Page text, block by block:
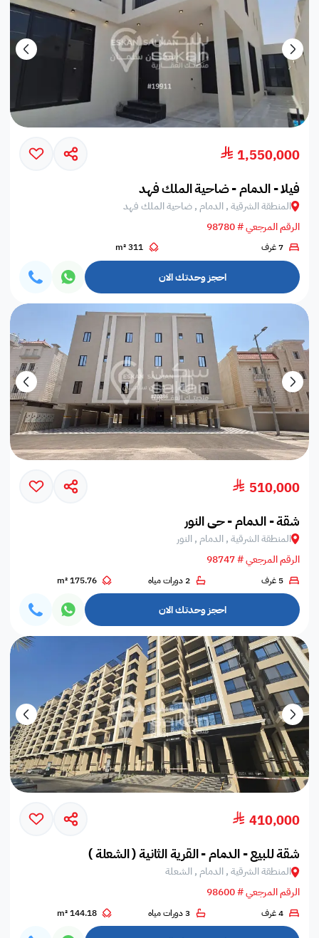
1,550,000
فيلا - الدمام - ضاحية الملك فهد
المنطقة الشرقية , الدمام , ضاحية الملك فهد
الرقم المرجعي # 98780
7 غرف 311 m²
احجز وحدتك الان
510,000
شقة - الدمام - حي النور
المنطقة الشرقية , الدمام , النور
الرقم المرجعي # 98747
5 غرف 2 دورات مياه 175.76 m²
احجز وحدتك الان
410,000
شقة للبيع - الدمام - القرية الثانية ( الشعلة )
المنطقة الشرقية , الدمام , الشعلة
الرقم المرجعي # 98600
4 غرف 3 دورات مياه 144.18 m²